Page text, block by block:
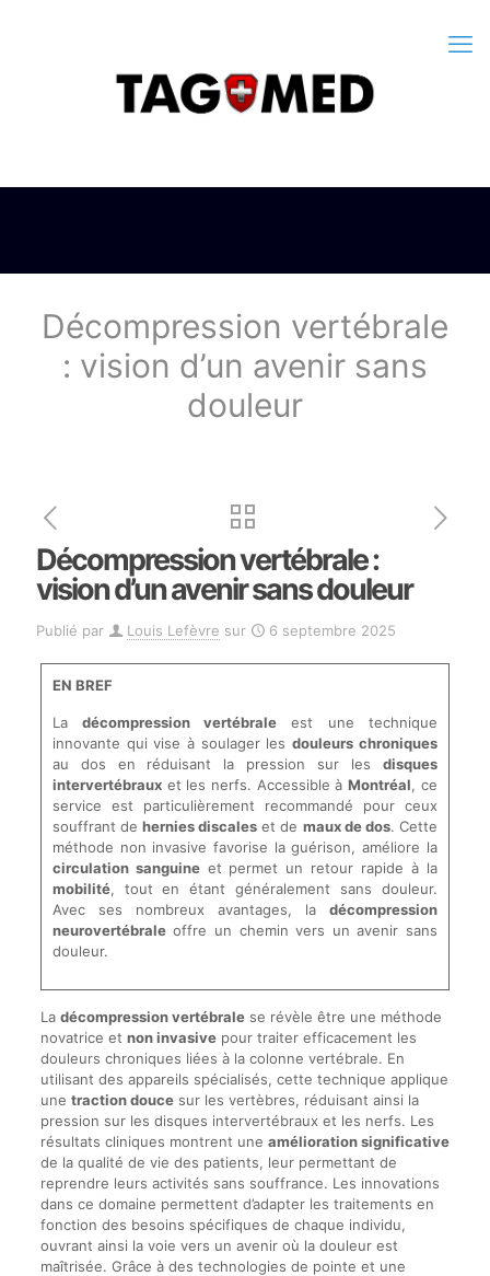
Décompression vertébrale
: vision d’un avenir sans
douleur
Décompression vertébrale :
vision d’un avenir sans douleur
Publié par Louis Lefèvre sur 6 septembre 2025
EN BREF
Ladécompression vertébrale est une technique
innovante qui vise à soulager lesdouleurs chroniques
au dos en réduisant la pression sur les disques
intervertébrauxet les nerfs. Accessible àMontréal, ce
service est particulièrement recommandé pour ceux
souffrant dehernies discales et de maux de dos. Cette
méthode non invasive favorise la guérison, améliore la
circulation sanguineet permet un retour rapide à la
mobilité, tout en étant généralement sans douleur.
Avec ses nombreux avantages, la décompression
neurovertébraleoffre un chemin vers un avenir sans
douleur.
La décompression vertébralese révèle être une méthode
novatrice et non invasivepour traiter efficacement les
douleurs chroniques liées à la colonne vertébrale. En
utilisant des appareils spécialisés, cette technique applique
une traction doucesur les vertèbres, réduisant ainsi la
pression sur les disques intervertébraux et les nerfs. Les
résultats cliniques montrent une amélioration significative
de la qualité de vie des patients, leur permettant de
reprendre leurs activités sans souffrance. Les innovations
dans ce domaine permettent d’adapter les traitements en
fonction des besoins spécifiques de chaque individu,
ouvrant ainsi la voie vers un avenir où la douleur est
maîtrisée. Grâce à des technologies de pointe et une